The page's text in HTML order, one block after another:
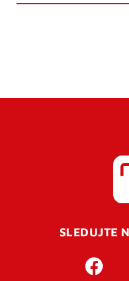
SLEDUJTE